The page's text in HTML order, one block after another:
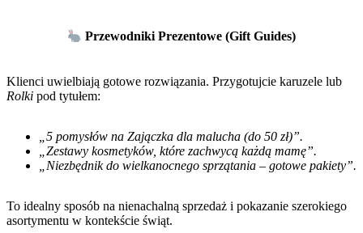
Przewodniki Prezentowe (Gift Guides)
Klienci uwielbiają gotowe rozwiązania. Przygotujcie karuzele lub
Rolki pod tytułem:
„5 pomysłów na Zajączka dla malucha (do 50 zł)”.
„Zestawy kosmetyków, które zachwycą każdą mamę”.
„Niezbędnik do wielkanocnego sprzątania – gotowe pakiety”.
To idealny sposób na nienachalną sprzedaż i pokazanie szerokiego
asortymentu w kontekście świąt.